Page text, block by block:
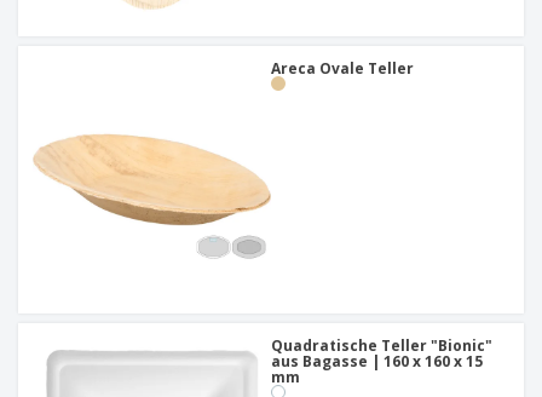
Areca Ovale Teller
Quadratische Teller "Bionic"
aus Bagasse | 160 x 160 x 15
mm